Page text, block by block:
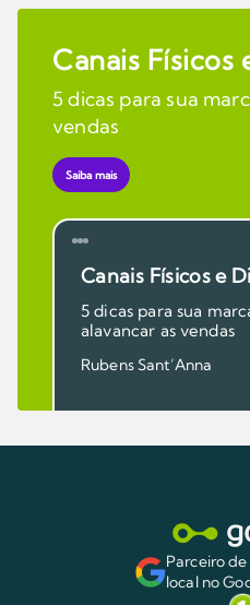
Canais Físicos
5 dicas para sua
vendas
Saiba mais
Canais Físicos e
5 dicas para sua
alavancar as vendas
Rubens Sant’Anna
Parceiro
local no